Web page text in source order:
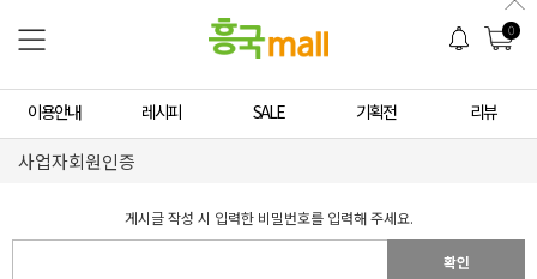
0
이용안내 레시피 SALE 기획전 리뷰
사업자회원인증
게시글 작성 시 입력한 비밀번호를 입력해 주세요.
확인